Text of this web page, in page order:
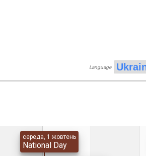
Language
середа, 1 жовтень
National Day